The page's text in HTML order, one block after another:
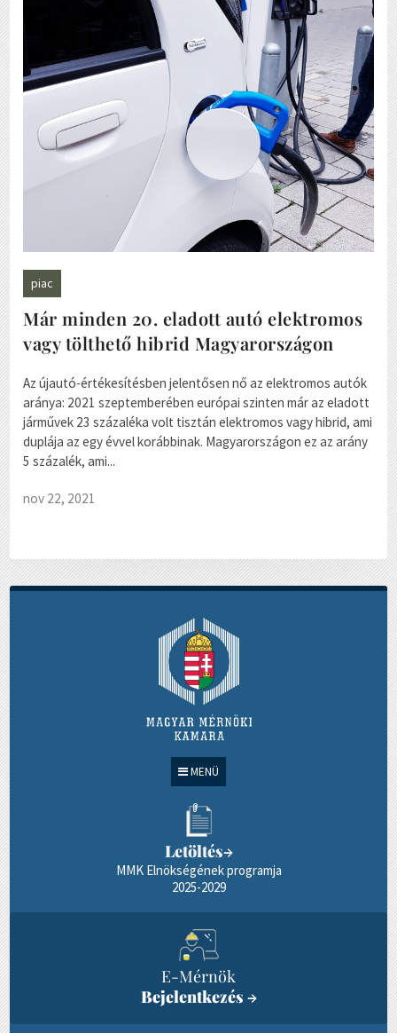
MENÜ
Letöltés→
MMK Elnökségének programja
2025-2029
E-Mérnök
Bejelentkezés →
piac
Már minden 20. eladott autó elektromos
vagy tölthető hibrid Magyarországon
Az újautó-értékesítésben jelentősen nő az elektromos autók
aránya: 2021 szeptemberében európai szinten már az eladott
járművek 23 százaléka volt tisztán elektromos vagy hibrid, ami
duplája az egy évvel korábbinak. Magyarországon ez az arány
5 százalék, ami...
nov 22, 2021